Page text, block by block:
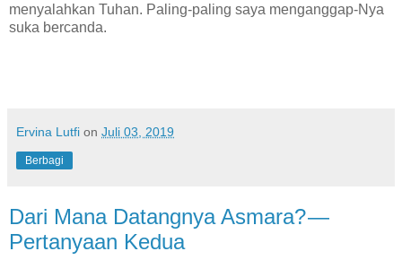
menyalahkan Tuhan. Paling-paling saya menganggap-Nya
suka bercanda.
Ervina Lutfi on Juli 03, 2019
Berbagi
Dari Mana Datangnya Asmara? —
Pertanyaan Kedua